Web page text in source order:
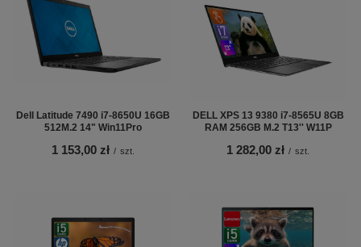
Dell Latitude 7490 i7-8650U 16GB
512M.2 14" Win11Pro
1 153,00 zł / szt.
DELL XPS 13 9380 i7-8565U 8GB
RAM 256GB M.2 T13'' W11P
1 282,00 zł / szt.